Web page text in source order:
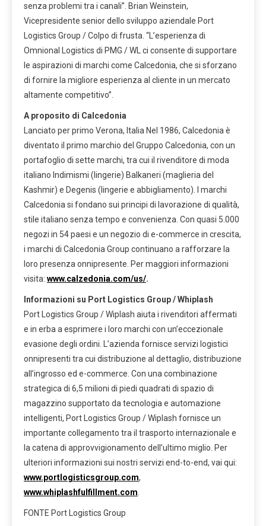
senza problemi tra i canali”. Brian Weinstein,
Vicepresidente senior dello sviluppo aziendale Port
Logistics Group / Colpo di frusta. “L’esperienza di
Omnional Logistics di PMG / WL ci consente di supportare
le aspirazioni di marchi come Calcedonia, che si sforzano
di fornire la migliore esperienza al cliente in un mercato
altamente competitivo”.
A proposito di Calcedonia
Lanciato per primo Verona, Italia Nel 1986, Calcedonia è
diventato il primo marchio del Gruppo Calcedonia, con un
portafoglio di sette marchi, tra cui il rivenditore di moda
italiano Indimismi (lingerie) Balkaneri (maglieria del
Kashmir) e Degenis (lingerie e abbigliamento). I marchi
Calcedonia si fondano sui principi di lavorazione di qualità,
stile italiano senza tempo e convenienza. Con quasi 5.000
negozi in 54 paesi e un negozio di e-commerce in crescita,
i marchi di Calcedonia Group continuano a rafforzare la
loro presenza onnipresente. Per maggiori informazioni
visita: www.calzedonia.com/us/.
Informazioni su Port Logistics Group / Whiplash
Port Logistics Group / Wiplash aiuta i rivenditori affermati
e in erba a esprimere i loro marchi con un’eccezionale
evasione degli ordini. L’azienda fornisce servizi logistici
onnipresenti tra cui distribuzione al dettaglio, distribuzione
all’ingrosso ed e-commerce. Con una combinazione
strategica di 6,5 milioni di piedi quadrati di spazio di
magazzino supportato da tecnologia e automazione
intelligenti, Port Logistics Group / Wiplash fornisce un
importante collegamento tra il trasporto internazionale e
la catena di approvvigionamento dell’ultimo miglio. Per
ulteriori informazioni sui nostri servizi end-to-end, vai qui:
www.portlogisticsgroup.com,
www.whiplashfulfillment.com.
FONTE Port Logistics Group